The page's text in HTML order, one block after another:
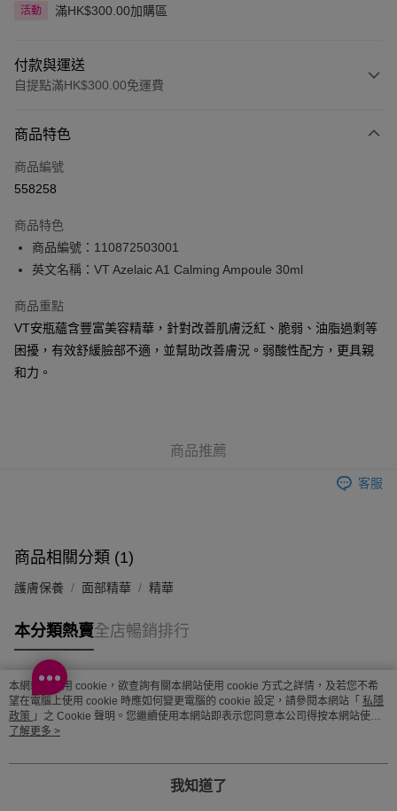
活動 滿HK$300.00加購區
付款與運送
自提點滿HK$300.00免運費
信用卡
Apple Pay
PayMe
WeChat Pay
BoC Pay
送貨方式
順豐自助櫃 - 確認發貨後1-3個工作天送達
每筆HK$65.00，滿HK$300.00或以上免運費
確認發貨後1-3 工作天送達，訂單將隨機分配至SF順豐速運或京東
取。逾期會取消訂單，並不會安排重寄
每筆HK$20.00，滿HK$100.00或以上免運費
(澳門門市) 只顯示可選門市。確認發貨後2-5個工作天到店，3天內
取。逾期會取消訂單，並不會安排重寄
每筆HK$20.00，滿HK$100.00或以上免運費
澳門地區配送 - 確認發貨後1-4個工作天送達
商品特色
商品編號
558258
商品特色
商品編號：110872503001
英文名稱：VT Azelaic A1 Calming Ampoule 30ml
商品重點
VT安瓶蘊含豐富美容精華，針對改善肌膚泛紅、脆弱、油脂過剩等
困擾，有效舒緩臉部不適，並幫助改善膚況。弱酸性配方，更具親
和力。
商品推薦
客服
商品相關分類 (1)
護膚保養 面部精華 精華
本分類熱賣全店暢銷排行
熱門標籤
熱銷排行
本網站中使用 cookie，欲查詢有關本網站使用 cookie 方式之詳情，及若您不希
望在電腦上使用 cookie 時應如何變更電腦的 cookie 設定，請參閱本網站「 私隱
政策 」之 Cookie 聲明。您繼續使用本網站即表示您同意本公司得按本網站使用
條款之 Cookie 聲明使用 cookie。
了解更多 >
我知道了